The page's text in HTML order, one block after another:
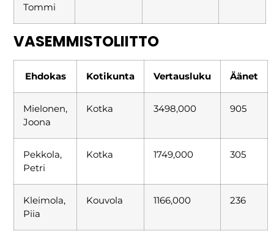
Tommi
VASEMMISTOLIITTO
Ehdokas Kotikunta Vertausluku Äänet
Mielonen,
Joona
Kotka 3498,000 905
Pekkola,
Petri
Kotka 1749,000 305
Kleimola,
Piia
Kouvola 1166,000 236